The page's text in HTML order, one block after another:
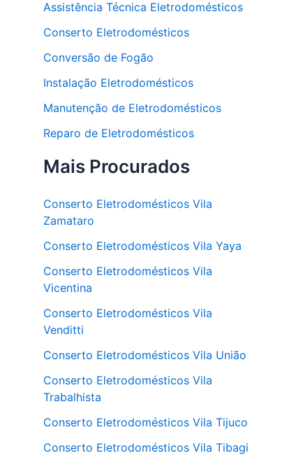
Assistência Técnica Eletrodomésticos
Conserto Eletrodomésticos
Conversão de Fogão
Instalação Eletrodomésticos
Manutenção de Eletrodomésticos
Reparo de Eletrodomésticos
Mais Procurados
Conserto Eletrodomésticos Vila
Zamataro
Conserto Eletrodomésticos Vila Yaya
Conserto Eletrodomésticos Vila
Vicentina
Conserto Eletrodomésticos Vila
Venditti
Conserto Eletrodomésticos Vila União
Conserto Eletrodomésticos Vila
Trabalhista
Conserto Eletrodomésticos Vila Tijuco
Conserto Eletrodomésticos Vila Tibagi